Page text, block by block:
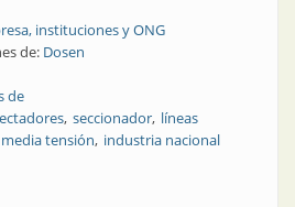
instituciones y ONG
de: Dosen
de
seccionador líneas
media tensión industria nacional